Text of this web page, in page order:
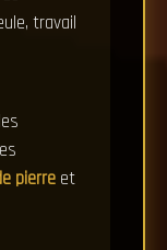
travail
pierre et